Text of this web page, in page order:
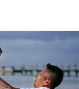
dzieci – Coraz
CBD. Rodzice
swoim
życie, a wraz z